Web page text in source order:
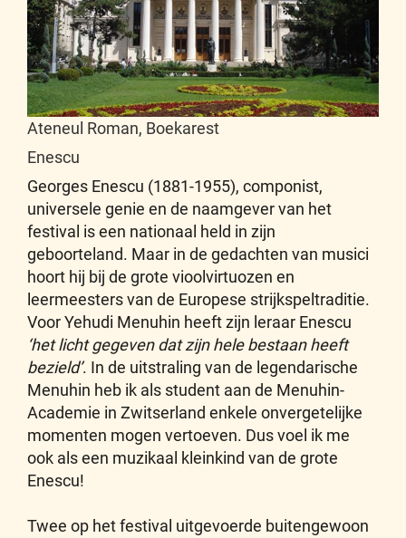
Ateneul Roman, Boekarest
Enescu
Georges Enescu (1881-1955), componist,
universele genie en de naamgever van het
festival is een nationaal held in zijn
geboorteland. Maar in de gedachten van musici
hoort hij bij de grote vioolvirtuozen en
leermeesters van de Europese strijkspeltraditie.
Voor Yehudi Menuhin heeft zijn leraar Enescu
‘het licht gegeven dat zijn hele bestaan heeft
bezield’. In de uitstraling van de legendarische
Menuhin heb ik als student aan de Menuhin-
Academie in Zwitserland enkele onvergetelijke
momenten mogen vertoeven. Dus voel ik me
ook als een muzikaal kleinkind van de grote
Enescu!
Twee op het festival uitgevoerde buitengewoon